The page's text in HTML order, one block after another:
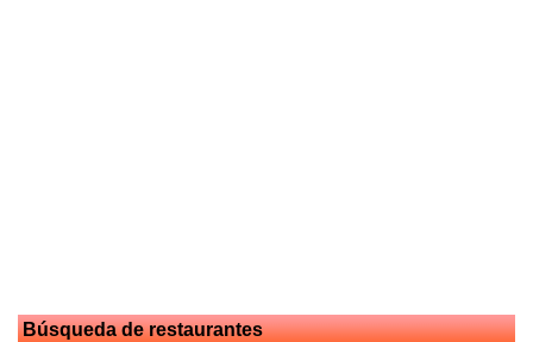
Búsqueda de restaurantes